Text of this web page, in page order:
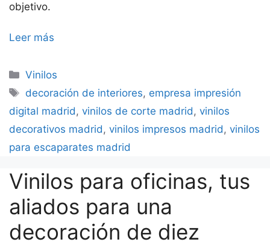
objetivo.
Leer más
Categorías
Vinilos
Etiquetas
decoración de interiores, empresa impresión
digital madrid , vinilos de corte madrid , vinilos
decorativos madrid , vinilos impresos madrid , vinilos
para escaparates madrid
Vinilos para oficinas, tus
aliados para una
decoración de diez